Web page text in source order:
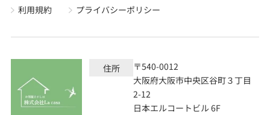
利用規約
プライバシーポリシー
住所
〒540-0012
大阪府大阪市中央区谷町３丁目
2-12
日本エルコートビル 6F